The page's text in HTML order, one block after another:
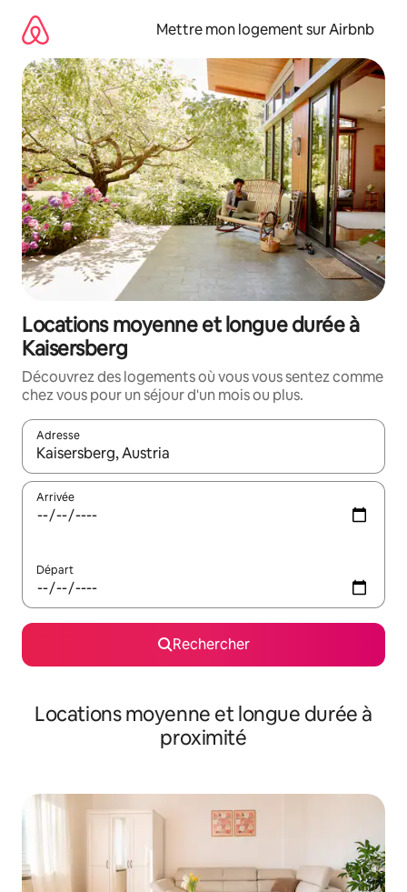
directement
contenu
Mettre mon logement sur Airbnb
Locations moyenne et longue durée à
Kaisersberg
Découvrez des logements où vous vous sentez comme
chez vous pour un séjour d'un mois ou plus.
Adresse
Lorsque les résultats s'affichent, utilisez les flèches vers le
Arrivée
Départ
Rechercher
Locations moyenne et longue durée à
proximité